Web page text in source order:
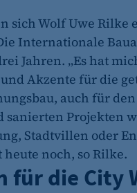
sich Wolf Uwe
Internationale
Jahren. „Es hat
Akzente für die
auch für
sanierten Projekten
Stadtvillen oder
heute noch, so Rilke.
für die City